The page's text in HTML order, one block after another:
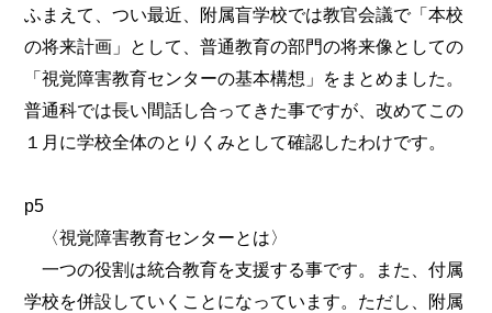
ふまえて、つい最近、附属盲学校では教官会議で「本校
の将来計画」として、普通教育の部門の将来像としての
「視覚障害教育センターの基本構想」をまとめました。
普通科では長い間話し合ってきた事ですが、改めてこの
１月に学校全体のとりくみとして確認したわけです。
p5
〈視覚障害教育センターとは〉
一つの役割は統合教育を支援する事です。また、付属
学校を併設していくことになっています。ただし、附属